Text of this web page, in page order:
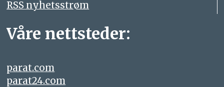
RSS nyhetsstrøm
Våre nettsteder:
parat.com
parat24.com